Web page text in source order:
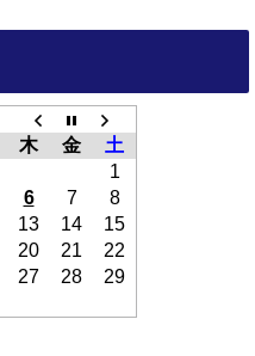
木 金
土
1
6 7
8
13 14
15
20 21
22
27 28
29